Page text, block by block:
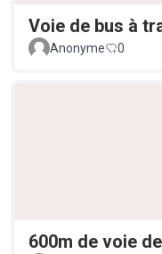
Voie de bus à
Anonyme 0
600m de voie